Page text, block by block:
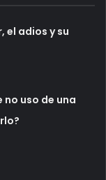
el adios y su
no uso de una